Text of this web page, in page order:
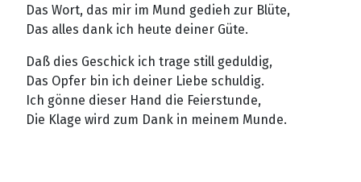
Das Wort, das mir im Mund gedieh zur Blüte,
Das alles dank ich heute deiner Güte.
Daß dies Geschick ich trage still geduldig,
Das Opfer bin ich deiner Liebe schuldig.
Ich gönne dieser Hand die Feierstunde,
Die Klage wird zum Dank in meinem Munde.